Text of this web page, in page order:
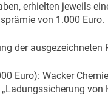
erhielten jeweils
von 1.000 Euro.
der ausgezeichneten
Euro): Wacker
von